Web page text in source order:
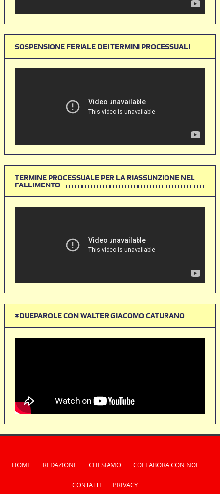
SOSPENSIONE FERIALE DEI TERMINI PROCESSUALI
TERMINE PROCESSUALE PER LA RIASSUNZIONE NEL
FALLIMENTO
#DUEPAROLE CON WALTER GIACOMO CATURANO
HOME REDAZIONE CHI SIAMO COLLABORA CON NOI
CONTATTI PRIVACY